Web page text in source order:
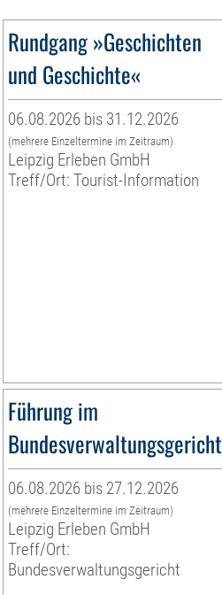
Rundgang »Geschichten
und Geschichte«
06.08.2026 bis 31.12.2026
(mehrere Einzeltermine im Zeitraum)
Leipzig Erleben GmbH
Treff/Ort: Tourist-Information
Führung im
Bundesverwaltungsgericht
06.08.2026 bis 27.12.2026
(mehrere Einzeltermine im Zeitraum)
Leipzig Erleben GmbH
Treff/Ort:
Bundesverwaltungsgericht